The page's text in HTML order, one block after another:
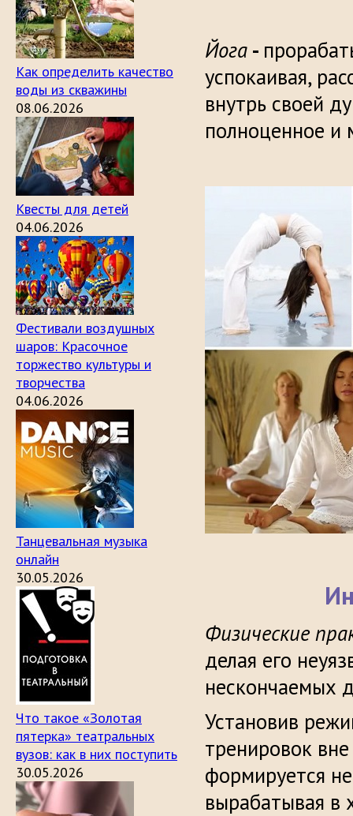
Как определить качество
воды из скважины
08.06.2026
Квесты для детей
04.06.2026
Фестивали воздушных
шаров: Красочное
торжество культуры и
творчества
04.06.2026
Танцевальная музыка
онлайн
30.05.2026
Что такое «Золотая
пятерка» театральных
вузов: как в них поступить
30.05.2026
Йога -
успокаивая,
внутрь своей
полноценное и
Физические
делая его
нескончаемых
Установив
тренировок
формируется
вырабатывая в